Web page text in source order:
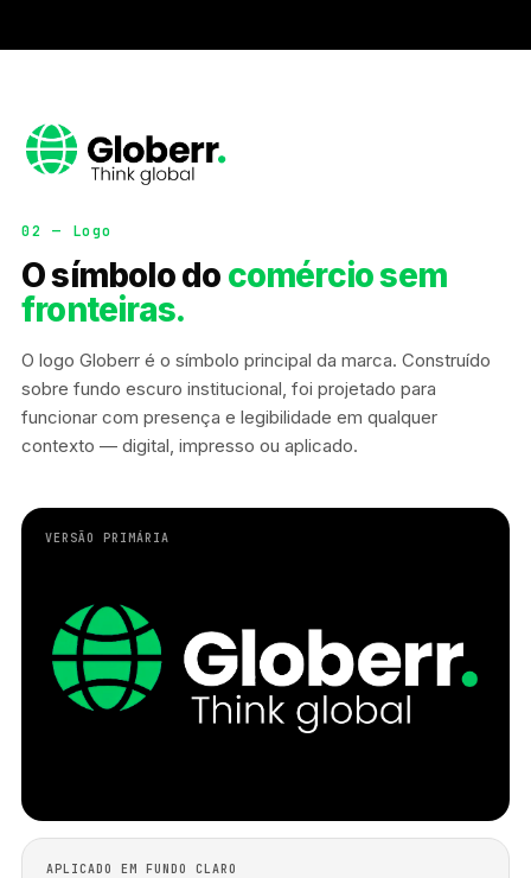
02 — Logo
O símbolo do comércio sem
fronteiras.
O logo Globerr é o símbolo principal da marca. Construído
sobre fundo escuro institucional, foi projetado para
funcionar com presença e legibilidade em qualquer
contexto — digital, impresso ou aplicado.
VERSÃO PRIMÁRIA
APLICADO EM FUNDO CLARO